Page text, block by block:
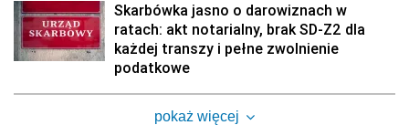
Skarbówka jasno o darowiznach w
ratach: akt notarialny, brak SD-Z2 dla
każdej transzy i pełne zwolnienie
podatkowe
pokaż więcej